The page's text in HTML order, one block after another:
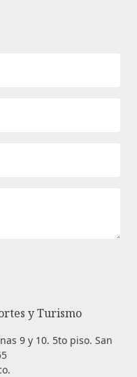
y Turismo
9 y 10. 5to piso. San